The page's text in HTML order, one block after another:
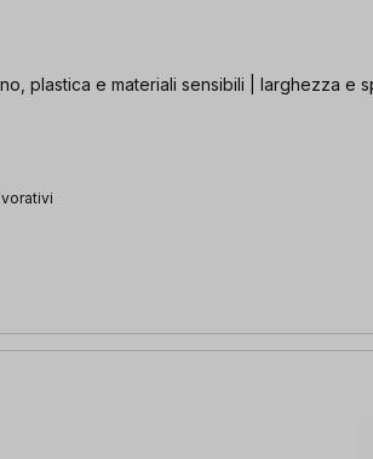
plastica e materiali sensibili | larghezza e